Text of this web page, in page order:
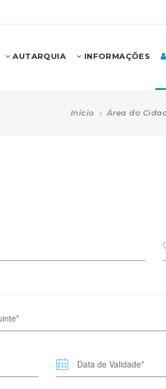
AUTARQUIA INFORMAÇÕES
Início Área do